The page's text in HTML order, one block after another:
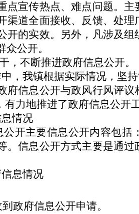
点宣传热点、难点问题。
渠道全面接收、反馈、处
开的实效。另外，凡涉及
公开。
，不断推进政府信息公开。
，我镇根据实际情况，坚
府信息公开与政风行风评
有力地推进了政府信息公开
情况
公开主要信息公开内容包
。信息公开方式主要是通
息情况
政府信息公开申请。